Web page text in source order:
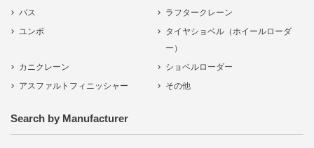
バス
ラフタークレーン
ユンボ
タイヤショベル（ホイールローダ
ー）
カニクレーン
ショベルローダー
アスファルトフィニッシャー
その他
Search by Manufacturer